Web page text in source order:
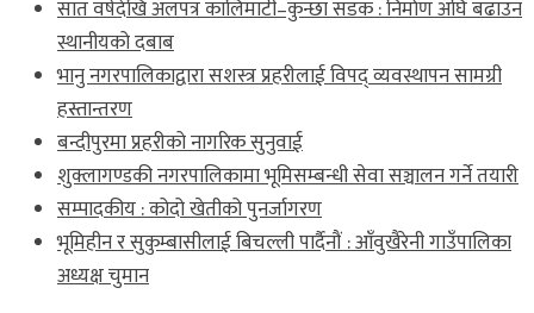
सात वर्षदेखि अलपत्र कालिमाटी–कुन्छा सडक : निर्माण अघि बढाउन
स्थानीयको दबाब
भानु नगरपालिकाद्वारा सशस्त्र प्रहरीलाई विपद् व्यवस्थापन सामग्री
हस्तान्तरण
बन्दीपुरमा प्रहरीको नागरिक सुनुवाई
शुक्लागण्डकी नगरपालिकामा भूमिसम्बन्धी सेवा सञ्चालन गर्ने तयारी
सम्पादकीय : कोदो खेतीको पुनर्जागरण
भूमिहीन र सुकुम्बासीलाई बिचल्ली पार्दैनौं : आँवुखैरेनी गाउँपालिका
अध्यक्ष चुमान